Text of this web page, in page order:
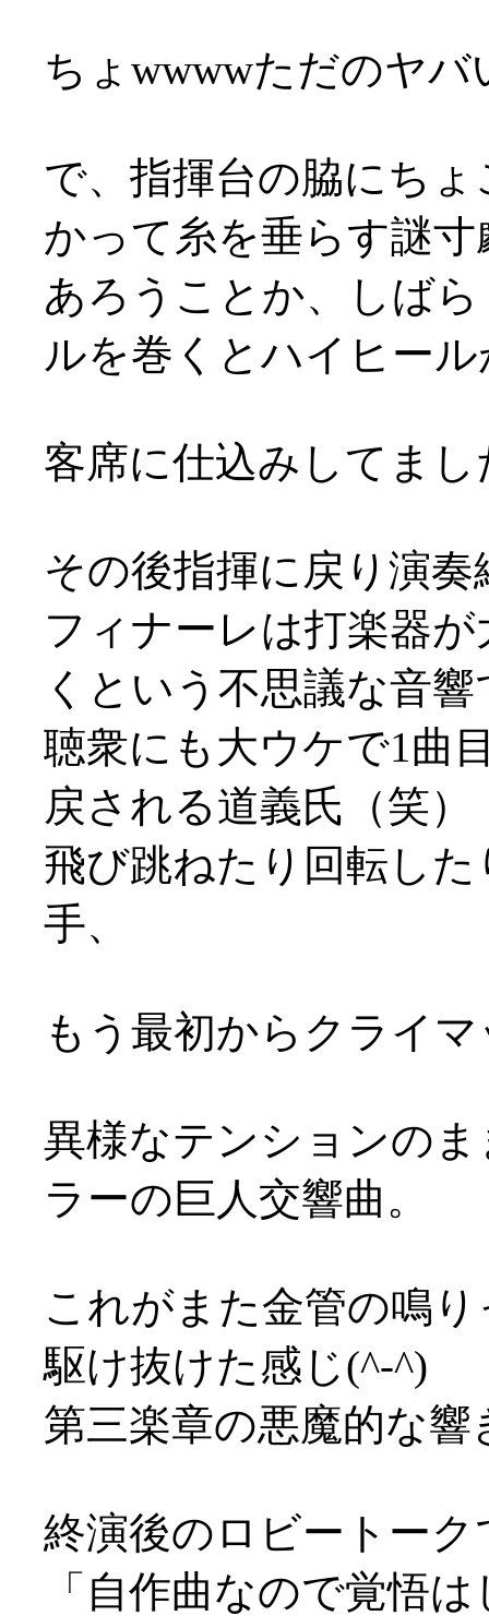
ちょwwwwただのヤ
で、指揮台の脇にち
かって糸を垂らす謎寸
あろうことか、しば
ルを巻くとハイヒー
客席に仕込みしてま
その後指揮に戻り演奏
フィナーレは打楽器
くという不思議な音
聴衆にも大ウケで1曲
戻される道義氏（笑）
飛び跳ねたり回転し
手、
もう最初からクライ
異様なテンションの
ラーの巨人交響曲。
これがまた金管の鳴
駆け抜けた感じ(^-^)
第三楽章の悪魔的な
終演後のロビートー
「自作曲なので覚悟